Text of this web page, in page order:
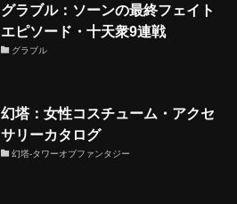
グラブル：ソーンの最終フェイト
エピソード・十天衆9連戦
グラブル
幻塔：女性コスチューム・アクセ
サリーカタログ
幻塔-タワーオブファンタジー